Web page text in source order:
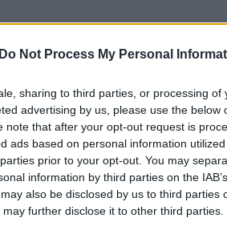
Do Not Process My Personal
sharing to third parties, or processing of
advertising by us, please use the below
note that after your opt-out request is
ads based on personal information
prior to your opt-out. You may
information by third parties on the
also be disclosed by us to third parties
may further disclose it to other third parties.
11-06-2026, 09:54:11
cytuj zgłoś do
12-06-2026, 07:36:46